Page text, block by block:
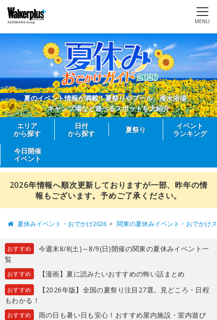
MENU
夏のイベント情報が満載！夏祭りやプール、海水浴場、
キャンプ場など遊べるスポットを大紹介
エリア
から探す
日付
から探す
夏祭り
イベント
ランキング
今日開催
イベント
2026年情報へ順次更新しておりますが一部、昨年の情
報もございます。予めご了承ください。
夏休みイベント・おでかけ2026 関東の夏休みイベント・おでかけ
おすすめ
今週末8/8(土)～8/9(日)開催の関東の夏休みイベント一
覧
おすすめ 【漫画】夏に読みたいおすすめの怖い話まとめ
おすすめ
【2026年版】全国の夏祭り注目27選。見どころ・日程
もわかる！
おすすめ
雨の日も暑い日も安心！おすすめ屋内施設・室内遊び